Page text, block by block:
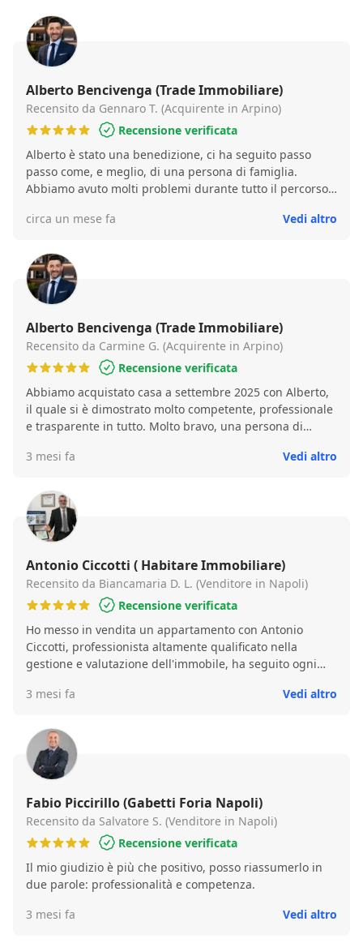
Alberto Bencivenga (Trade Immobiliare)
Recensito da Gennaro T. (Acquirente in Arpino)
Recensione verificata
Alberto è stato una benedizione, ci ha seguito passo
passo come, e meglio, di una persona di famiglia.
Abbiamo avuto molti problemi durante tutto il percorso
Alberto se n’è fatto carico come se tutto questo lo
empatia unica oltre che ad essere un professionista
esemplare e preparatissimo. Non riusciremo mai a
ringraziarlo abbastanza per come ci ha seguito. Se
dovessi scegliere a chi affidare, in futuro, un immobile
per venderlo, non avrei dubbi a chi affidarlo, chiamerei
subito Alberto.
circa un mese fa Vedi altro
Alberto Bencivenga (Trade Immobiliare)
Recensito da Carmine G. (Acquirente in Arpino)
Recensione verificata
Abbiamo acquistato casa a settembre 2025 con Alberto,
il quale si è dimostrato molto competente, professionale
e trasparente in tutto. Molto bravo, una persona di
3 mesi fa
Vedi altro
Antonio Ciccotti ( Habitare Immobiliare)
Recensito da Biancamaria D. L. (Venditore in Napoli)
Recensione verificata
Ho messo in vendita un appartamento con Antonio
Ciccotti, professionista altamente qualificato nella
gestione e valutazione dell'immobile, ha seguito ogni
trovati bene anche sotto l'aspetto umano. Attenzione e
norme, tutelando le parti nel rispetto degli accordi,
consiglio vivamente il suo operato.
3 mesi fa Vedi altro
Fabio Piccirillo (Gabetti Foria Napoli)
Recensito da Salvatore S. (Venditore in Napoli)
Recensione verificata
Il mio giudizio è più che positivo, posso riassumerlo in
due parole: professionalità e competenza.
3 mesi fa
Vedi altro